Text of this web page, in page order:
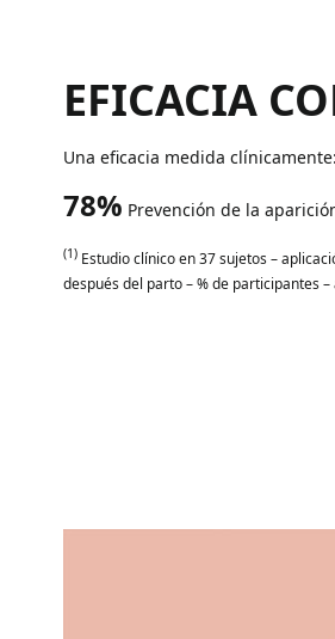
EFICACIA
Una eficacia medida clínicamente:
78% Prevención de la
(1) Estudio clínico en 37 sujetos –
después del parto – % de participantes